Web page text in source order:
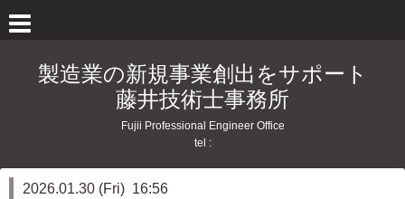
製造業の新規事業創出をサポート
藤井技術士事務所
Fujii Professional Engineer Office
tel :
2026.01.30 (Fri) 16:56